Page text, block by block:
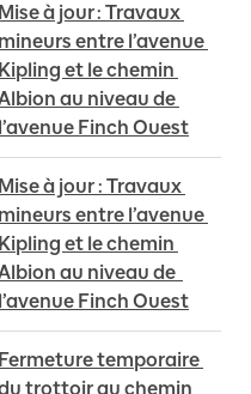
Mise à jour : Travaux
mineurs entre l’avenue
Kipling et le chemin
au niveau de
l’avenue Finch Ouest
Mise à jour : Travaux
mineurs entre l’avenue
Kipling et le chemin
au niveau de
l’avenue Finch Ouest
Fermeture temporaire
trottoir au chemin